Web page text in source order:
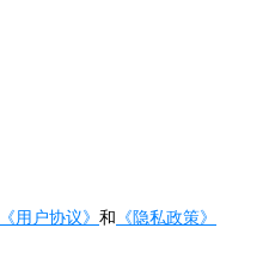
《用户协议》 和 《隐私政策》